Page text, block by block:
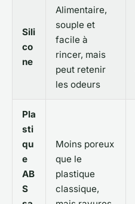
Sili
co
ne
Alimentaire,
souple et
facile à
rincer, mais
peut retenir
les odeurs
Pla
sti
qu
e
AB
S
Moins poreux
que le
plastique
classique,